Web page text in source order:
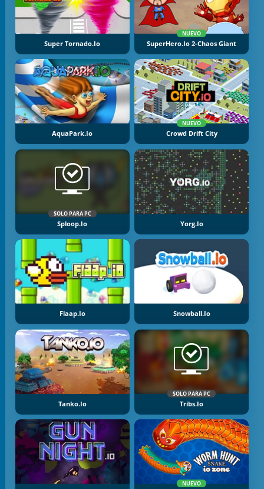
Super Tornado.io
NUEVO
SuperHero.io 2-Chaos Giant
AquaPark.io
NUEVO
Crowd Drift City
SOLO PARA PC
Sploop.io Yorg.io
Flaap.io Snowball.io
Tanko.io
SOLO PARA PC
Tribs.io
NUEVO